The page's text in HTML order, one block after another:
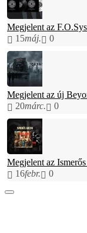
Megjelent az
15máj. 0
Megjelent az új
20márc. 0
Megjelent az
16febr. 0